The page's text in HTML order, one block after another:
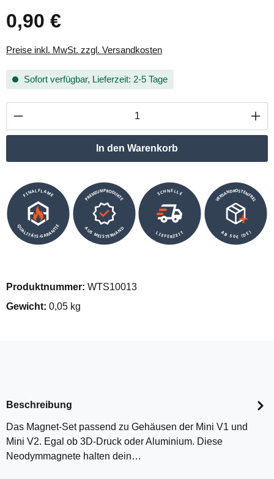
Regulärer Preis:
0,90 €
Preise inkl. MwSt. zzgl. Versandkosten
Sofort verfügbar, Lieferzeit: 2-5 Tage
Produkt Anzahl: Gib den gewünschten
In den Warenkorb
FINALFLAME
QUALITÄTS-GARANTIE
PREMIUMPRODUKTE
AUS MEISTERHAND
SCHNELLE
LIEFERZEIT
VERSANDKOSTENFREI
AB 50€ (DE)
Produktnummer: WTS10013
Gewicht: 0,05 kg
Beschreibung
Das Magnet-Set passend zu Gehäusen der Mini V1 und
Mini V2. Egal ob 3D-Druck oder Aluminium. Diese
Neodymmagnete halten dein…